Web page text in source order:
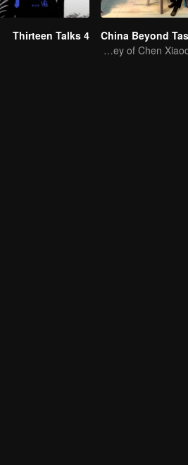
China Beyond
Flavor Exploration Journey of Chen Xiaoqing
Thirteen Talks 4